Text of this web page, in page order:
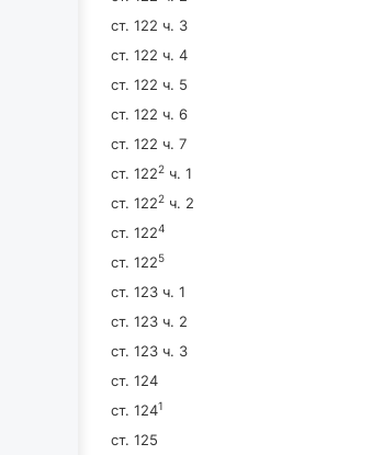
ст. 122 ч. 3
ст. 122 ч. 4
ст. 122 ч. 5
ст. 122 ч. 6
ст. 122 ч. 7
ст. 1222 ч. 1
ст. 1222 ч. 2
ст. 1224
ст. 1225
ст. 123 ч. 1
ст. 123 ч. 2
ст. 123 ч. 3
ст. 124
ст. 1241
ст. 125